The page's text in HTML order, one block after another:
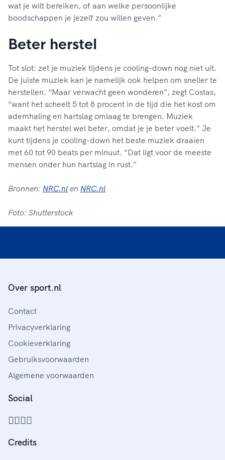
wat je wilt bereiken, of aan welke persoonlijke
boodschappen je jezelf zou willen geven.”
Beter herstel
Tot slot: zet je muziek tijdens je cooling-down nog niet uit.
De juiste muziek kan je namelijk ook helpen om sneller te
herstellen. “Maar verwacht geen wonderen”, zegt Costas,
“want het scheelt 5 tot 8 procent in de tijd die het kost om
ademhaling en hartslag omlaag te brengen. Muziek
maakt het herstel wel beter, omdat je je beter voelt.” Je
kunt tijdens je cooling-down het beste muziek draaien
met 60 tot 90 beats per minuut. “Dat ligt voor de meeste
mensen onder hun hartslag in rust.”
Bronnen: NRC.nl en NRC.nl
Foto: Shutterstock
Over sport.nl
Contact
Privacyverklaring
Cookieverklaring
Gebruiksvoorwaarden
Algemene voorwaarden
Social
Credits